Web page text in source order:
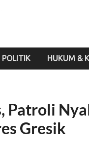
POLITIK HUKUM &
Patroli
Gresik